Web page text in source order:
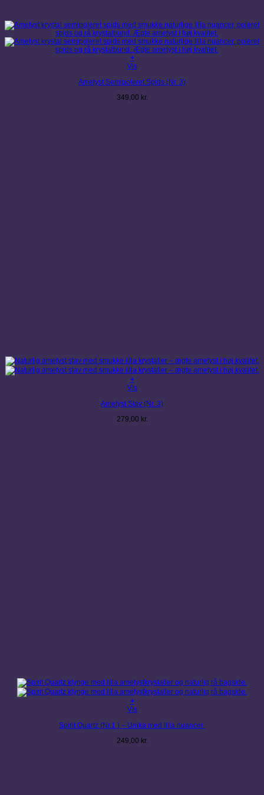
+
Vis
Ametyst Semipoleret Spids (Nr. 3)
349,00 kr.
+
Vis
Ametyst Stav (Nr. 3)
279,00 kr.
+
Vis
Spirit Quartz (Nr.1 ) – Unika med lilla nuancer
249,00 kr.